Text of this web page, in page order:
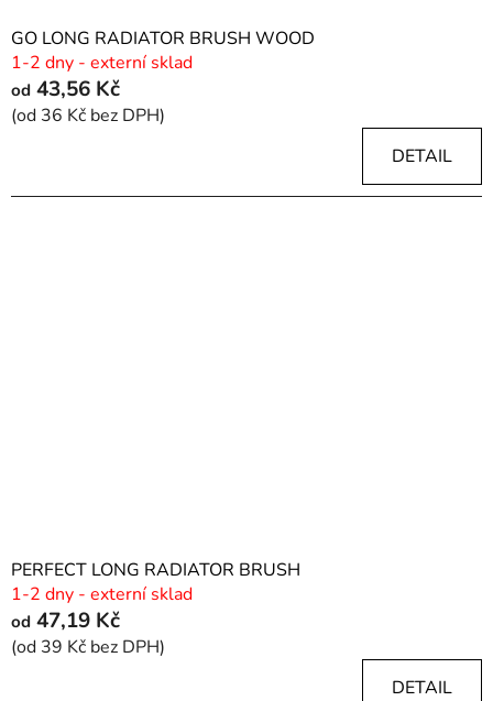
GO LONG RADIATOR BRUSH WOOD
1-2 dny - externí sklad
od 43,56 Kč
(od 36 Kč bez DPH)
DETAIL
PERFECT LONG RADIATOR BRUSH
1-2 dny - externí sklad
od 47,19 Kč
(od 39 Kč bez DPH)
DETAIL